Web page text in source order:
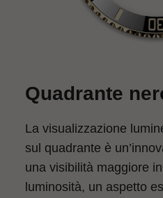
Quadrante
La visualizzazione
sul quadrante è
una visibilità maggiore
luminosità, un aspetto